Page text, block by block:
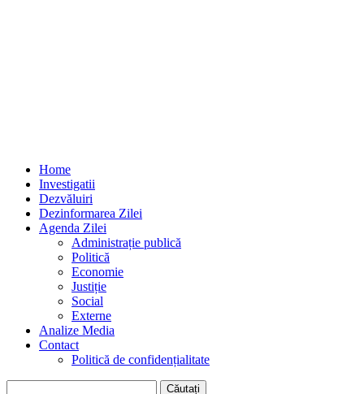
Home
Investigatii
Dezvăluiri
Dezinformarea Zilei
Agenda Zilei
Administrație publică
Politică
Economie
Justiție
Social
Externe
Analize Media
Contact
Politică de confidențialitate